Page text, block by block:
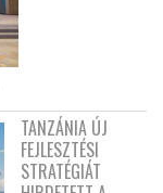
TANZÁNIA ÚJ
FEJLESZTÉSI
STRATÉGIÁT